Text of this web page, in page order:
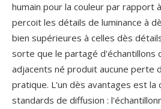
humain pour la couleur par rapport
percoit les détails de luminance à
bien supérieures à celles dès
sorte que le partagé d'échantillons
adjacents né produit aucune perte
pratique. L'un dès avantages est la
standards de diffusion :